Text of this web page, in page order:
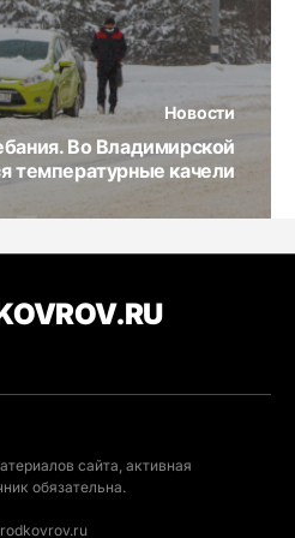
Новости
Во Владимирской
температурные качели
сайта, активная
обязательна.